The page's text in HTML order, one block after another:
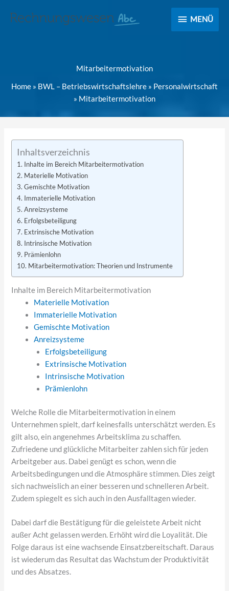
MENÜ
MENÜ
Mitarbeitermotivation
Home » BWL – Betriebswirtschaftslehre » Personalwirtschaft
» Mitarbeitermotivation
Inhaltsverzeichnis
Inhalte im Bereich Mitarbeitermotivation
Materielle Motivation
Gemischte Motivation
Immaterielle Motivation
Anreizsysteme
Erfolgsbeteiligung
Extrinsische Motivation
Intrinsische Motivation
Prämienlohn
Mitarbeitermotivation: Theorien und Instrumente
Inhalte im Bereich Mitarbeitermotivation
Materielle Motivation
Immaterielle Motivation
Gemischte Motivation
Anreizsysteme
Erfolgsbeteiligung
Extrinsische Motivation
Intrinsische Motivation
Prämienlohn
Welche Rolle die Mitarbeitermotivation in einem
Unternehmen spielt, darf keinesfalls unterschätzt werden. Es
gilt also, ein angenehmes Arbeitsklima zu schaffen.
Zufriedene und glückliche Mitarbeiter zahlen sich für jeden
Arbeitgeber aus. Dabei genügt es schon, wenn die
Arbeitsbedingungen und die Atmosphäre stimmen. Dies zeigt
sich nachweislich an einer besseren und schnelleren Arbeit.
Zudem spiegelt es sich auch in den Ausfalltagen wieder.
Dabei darf die Bestätigung für die geleistete Arbeit nicht
außer Acht gelassen werden. Erhöht wird die Loyalität. Die
Folge daraus ist eine wachsende Einsatzbereitschaft. Daraus
ist wiederum das Resultat das Wachstum der Produktivität
und des Absatzes.